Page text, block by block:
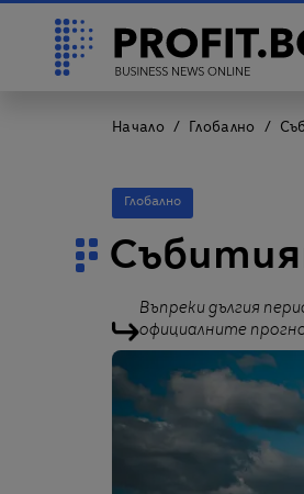
Начало Глобално
Глобално
Въпреки дългия
официалните